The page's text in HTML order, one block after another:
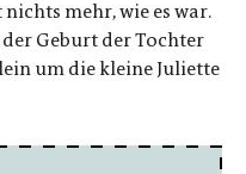
mehr, wie es war.
Geburt der Tochter
um die kleine Juliette